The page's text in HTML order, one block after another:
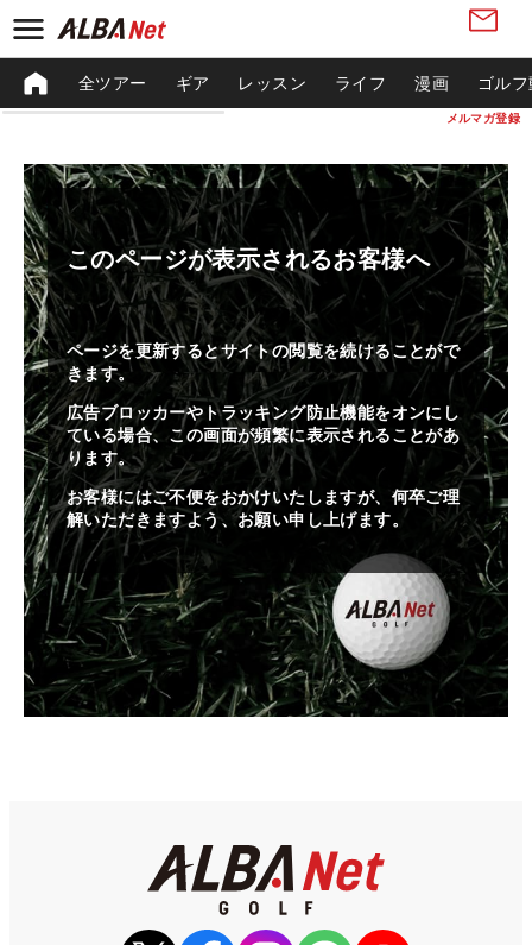
メルマガ登録
全ツアー ギア レッスン ライフ 漫画 ゴル
このページが表示されるお客様へ
ページを更新するとサイトの閲覧を続けることがで
きます。
広告ブロッカーやトラッキング防止機能をオンにし
ている場合、この画面が頻繁に表示されることがあ
ります。
お客様にはご不便をおかけいたしますが、何卒ご理
解いただきますよう、お願い申し上げます。